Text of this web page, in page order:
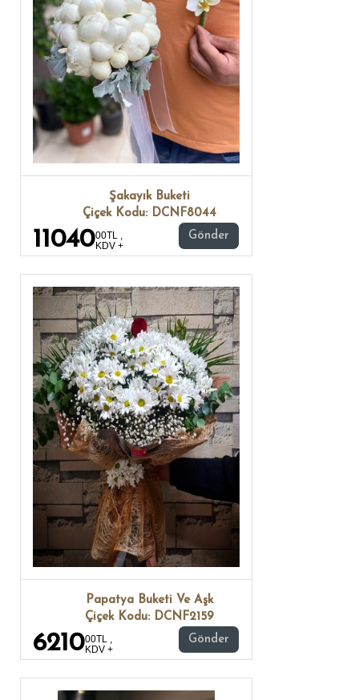
Şakayık Buketi
Çiçek Kodu: DCNF8044
1104000TL ,
KDV +
Gönder
Papatya Buketi Ve Aşk
Çiçek Kodu: DCNF2159
621000TL ,
KDV +
Gönder